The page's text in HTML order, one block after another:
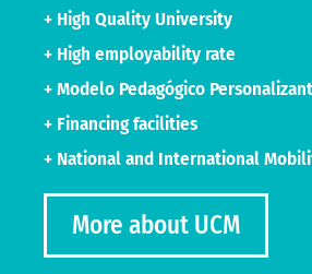
+ High Quality University
+ High employability rate
+ Modelo Pedagógico
+ Financing facilities
+ National and International
More about UCM